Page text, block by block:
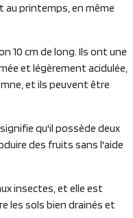
au printemps, en même
10 cm de long. Ils ont une
et légèrement acidulée,
et ils peuvent être
qu'il possède deux
des fruits sans l'aide
insectes, et elle est
les sols bien drainés et